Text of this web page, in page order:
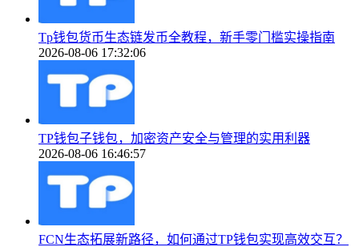
Tp钱包货币生态链发币全教程，新手零门槛实操指南
2026-08-06 17:32:06
TP钱包子钱包，加密资产安全与管理的实用利器
2026-08-06 16:46:57
FCN生态拓展新路径，如何通过TP钱包实现高效交互？